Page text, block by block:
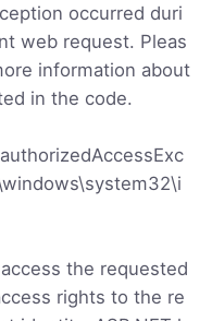
occurred duri
web request. Pleas
information about
in the code.
the requested
rights to the re